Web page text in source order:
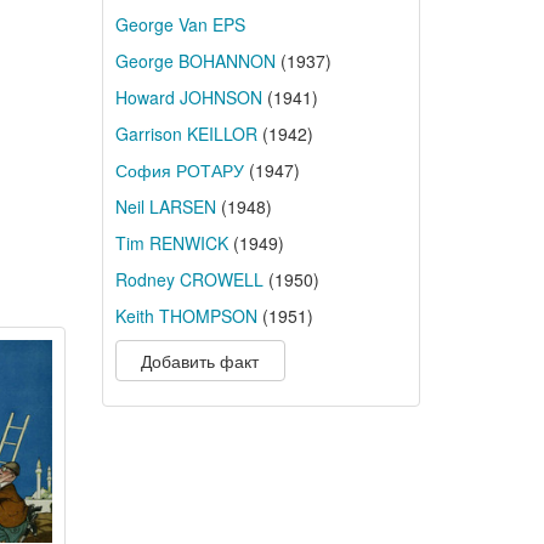
George Van EPS
George BOHANNON (1937)
Howard JOHNSON (1941)
Garrison KEILLOR(1942)
София РОТАРУ(1947)
Neil LARSEN (1948)
Tim RENWICK(1949)
Rodney CROWELL(1950)
Keith THOMPSON (1951)
Добавить факт